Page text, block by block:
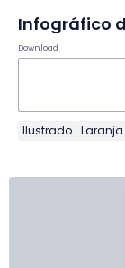
Download
Ilustrado Laranja